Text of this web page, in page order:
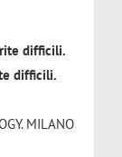
difficili.
difficili.
MILANO